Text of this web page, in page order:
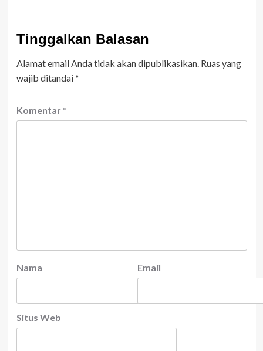
Tinggalkan Balasan
Alamat email Anda tidak akan dipublikasikan. Ruas yang
wajib ditandai*
Komentar *
Nama Email
Situs Web